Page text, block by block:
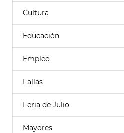
Cultura
Educación
Empleo
Fallas
Feria de Julio
Mayores